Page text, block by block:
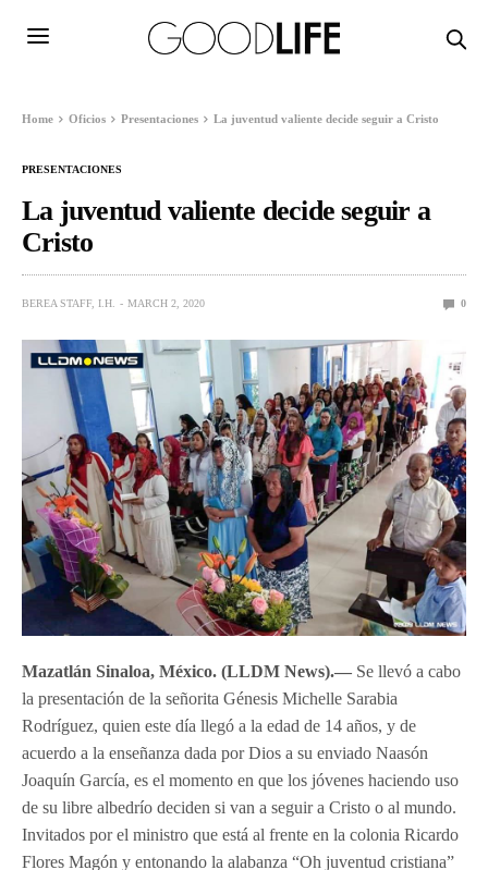
Home Oficios Presentaciones La juventud valiente decide seguir a Cristo
PRESENTACIONES
La juventud valiente decide seguir a
Cristo
BEREA STAFF, I.H. MARCH 2, 2020 0
Mazatlán Sinaloa, México. (LLDM News).— Se llevó a cabo
la presentación de la señorita Génesis Michelle Sarabia
Rodríguez, quien este día llegó a la edad de 14 años, y de
acuerdo a la enseñanza dada por Dios a su enviado Naasón
Joaquín García, es el momento en que los jóvenes haciendo uso
de su libre albedrío deciden si van a seguir a Cristo o al mundo.
Invitados por el ministro que está al frente en la colonia Ricardo
Flores Magón y entonando la alabanza “Oh juventud cristiana”